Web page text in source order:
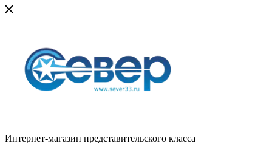
Интернет-магазин представительского класса